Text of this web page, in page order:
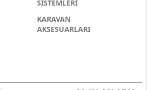
SİSTEMLERİ
KARAVAN
AKSESUARLARI